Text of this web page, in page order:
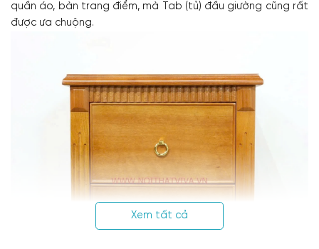
quần áo, bàn trang điểm, mà Tab (tủ) đầu giường cũng rất
được ưa chuộng.
Xem tất cả